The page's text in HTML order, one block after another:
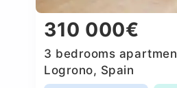
310 000€
3 bedrooms
Logrono, Spain